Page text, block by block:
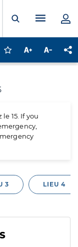
Ouvrir laMenu
Connectez-vous
Augmenter la
15. If you
3 LIEU 4